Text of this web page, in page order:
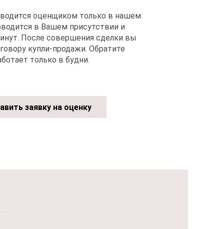
оценщиком только в нашем
в Вашем присутствии и
После совершения сделки вы
купли-продажи. Обратите
только в будни.
заявку на оценку